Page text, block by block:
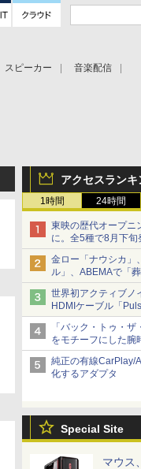
スピーカー
音楽配信
アクセスランキ
1時間 24時間
東映の歴代オープニ
に。全5種で8月下旬
金ロー「ナウシカ」
ル」、ABEMAで「
など。夏の特番・配
世界初アクティブノ
HDMIケーブル「
から
「バック・トゥ・
をモチーフにした腕
純正の有線CarPlay/
化するアダプタ
Special Site
マウス